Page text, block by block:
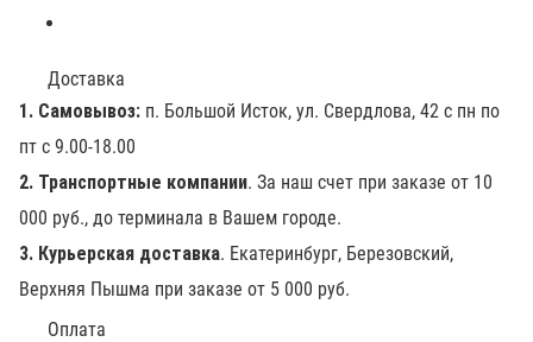
Доставка
1. Самовывоз: п. Большой Исток, ул. Свердлова, 42 с пн по
пт с 9.00-18.00
2. Транспортные компании. За наш счет при заказе от 10
000 руб., до терминала в Вашем городе.
3. Курьерская доставка. Екатеринбург, Березовский,
Верхняя Пышма при заказе от 5 000 руб.
Оплата